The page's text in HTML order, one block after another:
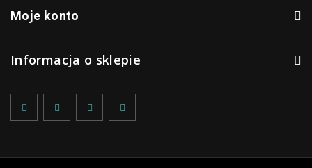
Moje konto
Informacja o sklepie